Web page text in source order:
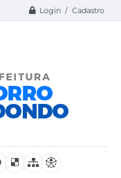
Login / Cadastro